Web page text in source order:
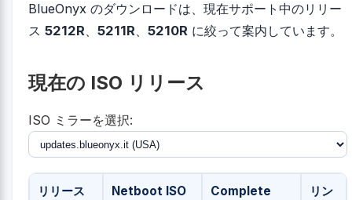
BlueOnyx のダウンロードは、現在サポート中のリリー
ス 5212R、 5211R、 5210R に絞って案内しています。
現在の ISO リリース
ISO ミラーを選択:
リリース Netboot ISO
Complete
リン